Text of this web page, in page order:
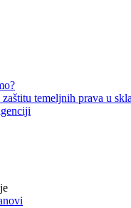
temeljnih prava u